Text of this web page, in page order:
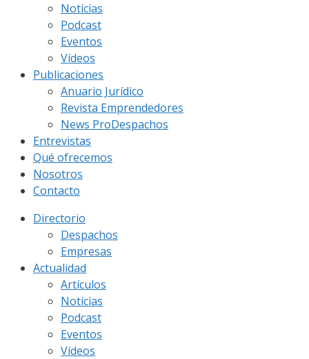
Noticias
Podcast
Eventos
Vídeos
Publicaciones
Anuario Jurídico
Revista Emprendedores
News ProDespachos
Entrevistas
Qué ofrecemos
Nosotros
Contacto
Directorio
Despachos
Empresas
Actualidad
Artículos
Noticias
Podcast
Eventos
Vídeos